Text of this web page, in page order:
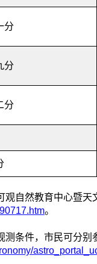
分
分
分
自然教育中心暨
。
条件，市民可分